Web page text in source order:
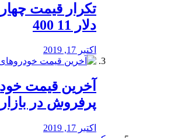
تکرار قیمت
دلار 11 400
اکتبر 17, 2019
آخرین قیمت
پرفروش در بازار
اکتبر 17, 2019